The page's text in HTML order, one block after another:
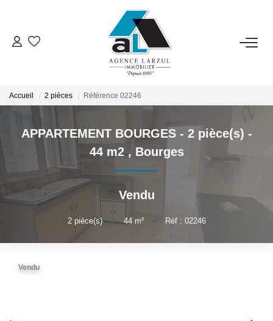
VENTES
LOCATIONS
GESTION
ESTIMATION
NOTRE AGENCE
Accueil 2 pièces Référence 02246
APPARTEMENT BOURGES - 2 pièce(s) -
44 m2 , Bourges
Vendu
2pièce(s) • 44m² • Réf : 02246
Vendu